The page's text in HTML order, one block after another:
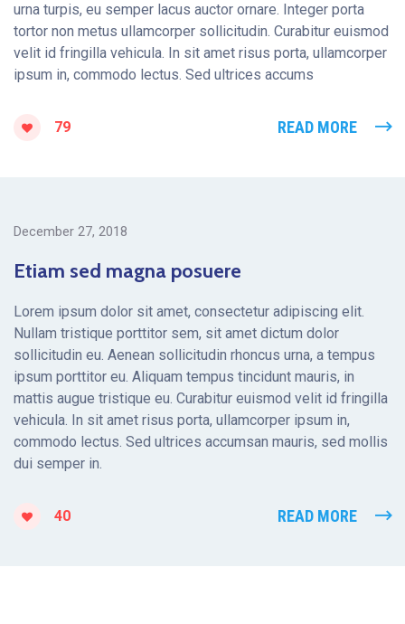
urna turpis, eu semper lacus auctor ornare. Integer porta
tortor non metus ullamcorper sollicitudin. Curabitur euismod
velit id fringilla vehicula. In sit amet risus porta, ullamcorper
ipsum in, commodo lectus. Sed ultrices accums
79 READ MORE
December 27, 2018
Etiam sed magna posuere
Lorem ipsum dolor sit amet, consectetur adipiscing elit.
Nullam tristique porttitor sem, sit amet dictum dolor
sollicitudin eu. Aenean sollicitudin rhoncus urna, a tempus
ipsum porttitor eu. Aliquam tempus tincidunt mauris, in
mattis augue tristique eu. Curabitur euismod velit id fringilla
vehicula. In sit amet risus porta, ullamcorper ipsum in,
commodo lectus. Sed ultrices accumsan mauris, sed mollis
dui semper in.
40 READ MORE